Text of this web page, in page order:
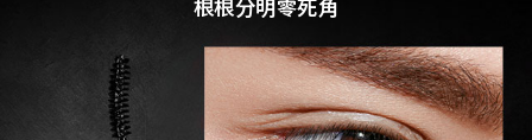
根根分明零死角